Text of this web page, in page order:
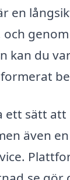
en
kan du
ett sätt
även